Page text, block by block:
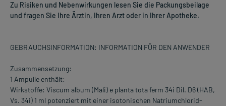
Zu Risiken und Nebenwirkungen lesen Sie die Packungsbeilage
und fragen Sie Ihre Ärztin, Ihren Arzt oder in Ihrer Apotheke.
GEBRAUCHSINFORMATION: INFORMATION FÜR DEN ANWENDER
Zusammensetzung:
1 Ampulle enthält:
Wirkstoffe: Viscum album (Mali) e planta tota ferm 34i Dil. D6 (HAB,
Vs. 34i) 1 ml potenziert mit einer isotonischen Natriumchlorid-